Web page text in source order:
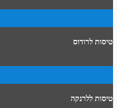
טיסות לרודוס
טיסות ללרנקה